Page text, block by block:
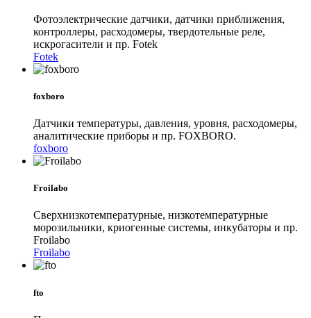
Фотоэлектрические датчики, датчики приближения,
контроллеры, расходомеры, твердотельные реле,
искрогасители и пр. Fotek
Fotek
foxboro
Датчики температуры, давления, уровня, расходомеры,
аналитические приборы и пр. FOXBORO.
foxboro
Froilabo
Сверхнизкотемпературные, низкотемпературные
морозильники, криогенные системы, инкубаторы и пр.
Froilabo
Froilabo
fto